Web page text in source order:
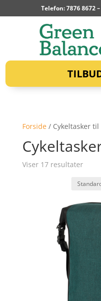
Telefon: 7876 8672 –
Forside/ Cykeltasker til
Viser 17 resultater